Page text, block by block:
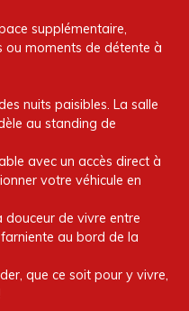
supplémentaire,
moments de détente à
nuits paisibles. La salle
au standing de
avec un accès direct à
votre véhicule en
douceur de vivre entre
au bord de la
que ce soit pour y vivre,